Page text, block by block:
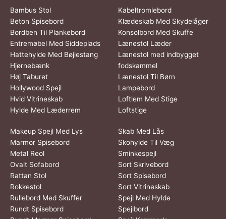
Bambus Stol
Beton Spisebord
Bordben Til Plankebord
Entremøbel Med Siddeplads
Hattehylde Med Bøjlestang
Hjørnebænk
Høj Taburet
Hollywood Spejl
Hvid Vitrineskab
Hylde Med Læderrem
Kabeltromlebord
Klædeskab Med Skydelåger
Konsolbord Med Skuffe
Lænestol Læder
Lænestol med indbygget
fodskammel
Lænestol Til Børn
Lampebord
Loftlem Med Stige
Loftstige
Makeup Spejl Med Lys
Marmor Spisebord
Metal Reol
Ovalt Sofabord
Rattan Stol
Rokkestol
Rullebord Med Skuffer
Rundt Spisebord
Skab Med Lås
Skohylde Til Væg
Sminkespejl
Sort Skrivebord
Sort Spisebord
Sort Vitrineskab
Spejl Med Hylde
Spejlbord